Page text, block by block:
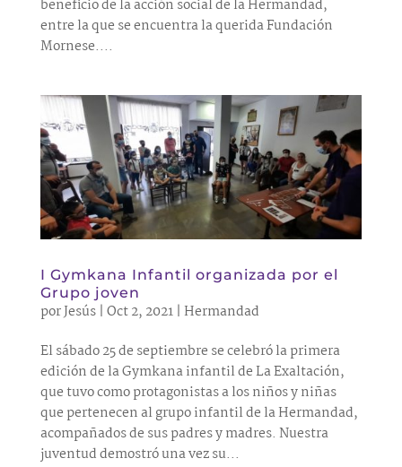
beneficio de la acción social de la Hermandad,
entre la que se encuentra la querida Fundación
Mornese....
I Gymkana Infantil organizada por el
Grupo joven
porJesús| Oct 2, 2021| Hermandad
El sábado 25 de septiembre se celebró la primera
edición de la Gymkana infantil de La Exaltación,
que tuvo como protagonistas a los niños y niñas
que pertenecen al grupo infantil de la Hermandad,
acompañados de sus padres y madres. Nuestra
juventud demostró una vez su...